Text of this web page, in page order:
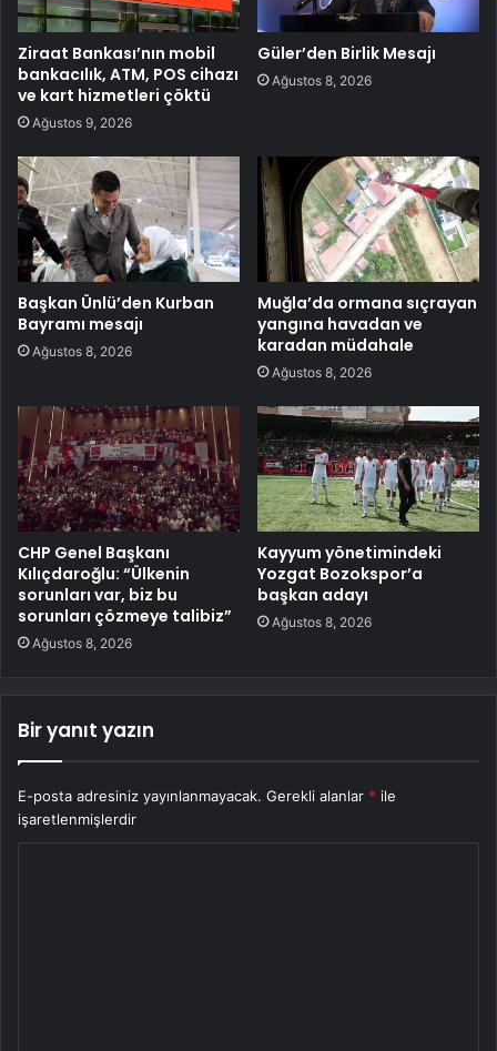
Ziraat Bankası’nın mobil
bankacılık, ATM, POS cihazı
ve kart hizmetleri çöktü
Ağustos 9, 2026
Güler’den Birlik Mesajı
Ağustos 8, 2026
Başkan Ünlü’den Kurban
Bayramı mesajı
Ağustos 8, 2026
Muğla’da ormana sıçrayan
yangına havadan ve
karadan müdahale
Ağustos 8, 2026
CHP Genel Başkanı
Kılıçdaroğlu: “Ülkenin
sorunları var, biz bu
sorunları çözmeye talibiz”
Ağustos 8, 2026
Kayyum yönetimindeki
Yozgat Bozokspor’a
başkan adayı
Ağustos 8, 2026
Bir yanıt yazın
E-posta adresiniz yayınlanmayacak. Gerekli alanlar * ile
işaretlenmişlerdir